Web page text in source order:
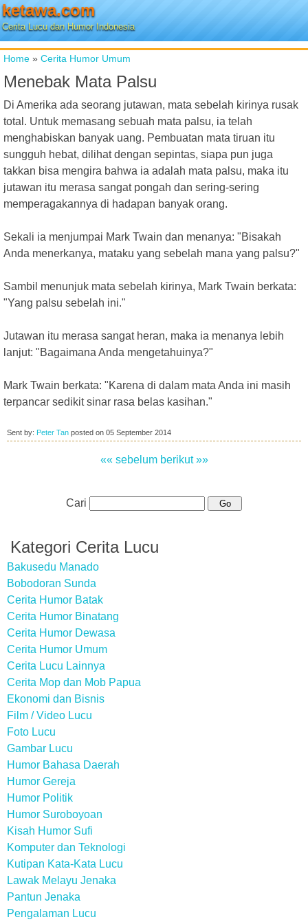
ketawa.com
Cerita Lucu dan Humor Indonesia
Home » Cerita Humor Umum
Menebak Mata Palsu
Di Amerika ada seorang jutawan, mata sebelah kirinya rusak
total. Untuk memasang sebuah mata palsu, ia telah
menghabiskan banyak uang. Pembuatan mata tiruan itu
sungguh hebat, dilihat dengan sepintas, siapa pun juga
takkan bisa mengira bahwa ia adalah mata palsu, maka itu
jutawan itu merasa sangat pongah dan sering-sering
memperagakannya di hadapan banyak orang.
Sekali ia menjumpai Mark Twain dan menanya: "Bisakah
Anda menerkanya, mataku yang sebelah mana yang palsu?"
Sambil menunjuk mata sebelah kirinya, Mark Twain berkata:
"Yang palsu sebelah ini."
Jutawan itu merasa sangat heran, maka ia menanya lebih
lanjut: "Bagaimana Anda mengetahuinya?"
Mark Twain berkata: "Karena di dalam mata Anda ini masih
terpancar sedikit sinar rasa belas kasihan."
Sent by: Peter Tan posted on 05 September 2014
«« sebelum berikut »»
Cari
Kategori Cerita Lucu
Bakusedu Manado
Bobodoran Sunda
Cerita Humor Batak
Cerita Humor Binatang
Cerita Humor Dewasa
Cerita Humor Umum
Cerita Lucu Lainnya
Cerita Mop dan Mob Papua
Ekonomi dan Bisnis
Film / Video Lucu
Foto Lucu
Gambar Lucu
Humor Bahasa Daerah
Humor Gereja
Humor Politik
Humor Suroboyoan
Kisah Humor Sufi
Komputer dan Teknologi
Kutipan Kata-Kata Lucu
Lawak Melayu Jenaka
Pantun Jenaka
Pengalaman Lucu